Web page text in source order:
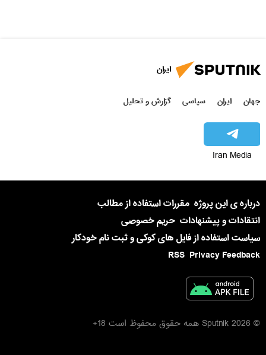
ایران
جهان ایران سیاسی گزارش و تحلیل
Iran Media
درباره ی این پروژه مقررات استفاده از مطالب
انتقادات و پیشنهادات حریم خصوصی
سیاست استفاده از فایل های کوکی و ثبت نام خودکار
Privacy Feedback
RSS
© 2026 Sputnik همه حقوق محفوظ است 18+